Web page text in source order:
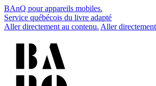
BAnQ pour appareils mobiles.
Service québécois du livre adapté
Aller directement au contenu. Aller